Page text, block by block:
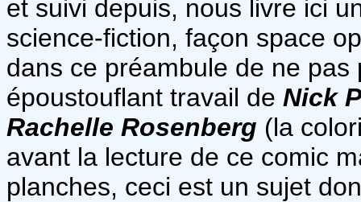
et suivi depuis, nous livre ici
science-fiction, façon space
dans ce préambule de ne
époustouflant travail de Nick
Rachelle Rosenberg (la
avant la lecture de ce comic
planches, ceci est un sujet